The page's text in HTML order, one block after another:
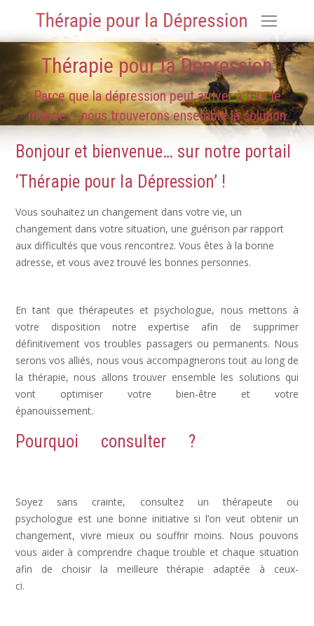
Thérapie pour la Depression
Parce que la dépression peut arriver à tout le
monde ... nous trouverons ensemble la solution
Bonjour et bienvenue… sur notre portail
‘Thérapie pour la Dépression’ !
Vous souhaitez un changement dans votre vie, un
changement dans votre situation, une guérison par rapport
aux difficultés que vous rencontrez. Vous êtes à la bonne
adresse, et vous avez trouvé les bonnes personnes.
En tant que thérapeutes et psychologue, nous mettons à
votre disposition notre expertise afin de supprimer
définitivement vos troubles passagers ou permanents. Nous
serons vos alliés, nous vous accompagnerons tout au long de
la thérapie, nous allons trouver ensemble les solutions qui
vont optimiser votre bien-être et votre
épanouissement.
Pourquoi consulter ?
Soyez sans crainte, consultez un thérapeute ou
psychologue est une bonne initiative si l’on veut obtenir un
changement, vivre mieux ou souffrir moins. Nous pouvons
vous aider à comprendre chaque trouble et chaque situation
afin de choisir la meilleure thérapie adaptée à ceux-
ci.